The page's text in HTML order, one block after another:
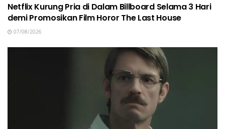
Netflix Kurung Pria di Dalam Billboard Selama 3 Hari
demi Promosikan Film Horor The Last House
07/08/2026